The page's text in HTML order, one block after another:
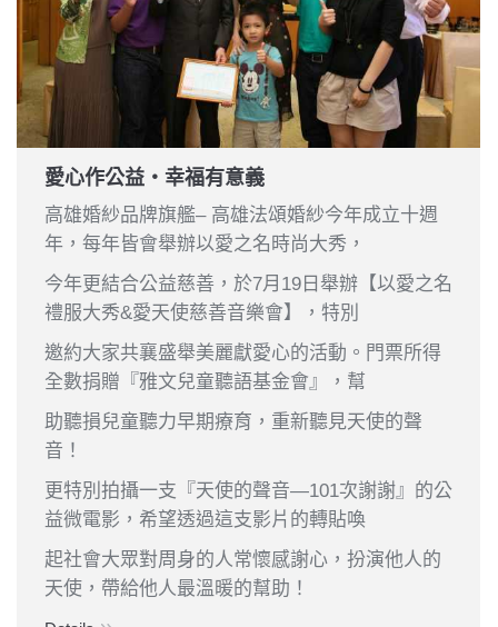
愛心作公益‧幸福有意義
高雄婚紗品牌旗艦– 高雄法頌婚紗今年成立十週
年，每年皆會舉辦以愛之名時尚大秀，
今年更結合公益慈善，於7月19日舉辦【以愛之名
禮服大秀&愛天使慈善音樂會】，特別
邀約大家共襄盛舉美麗獻愛心的活動。門票所得
全數捐贈『雅文兒童聽語基金會』，幫
助聽損兒童聽力早期療育，重新聽見天使的聲
音！
更特別拍攝一支『天使的聲音—101次謝謝』的公
益微電影，希望透過這支影片的轉貼喚
起社會大眾對周身的人常懷感謝心，扮演他人的
天使，帶給他人最溫暖的幫助！